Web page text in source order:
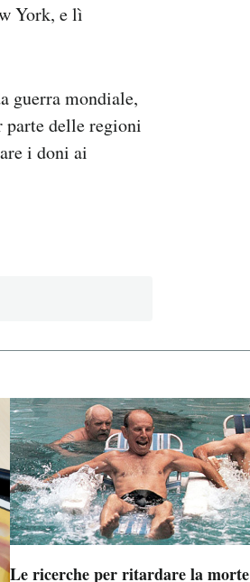
York, e lì
guerra mondiale,
parte delle regioni
i doni ai
Le ricerche per ritardare la morte